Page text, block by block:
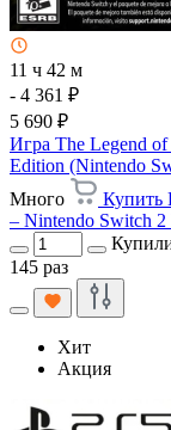
11 ч 42 м
- 4 361 ₽
5 690 ₽
Игра The Legend
Edition (Nintendo
Много
Купить
– Nintendo Switch 2
145 раз
Хит
Акция